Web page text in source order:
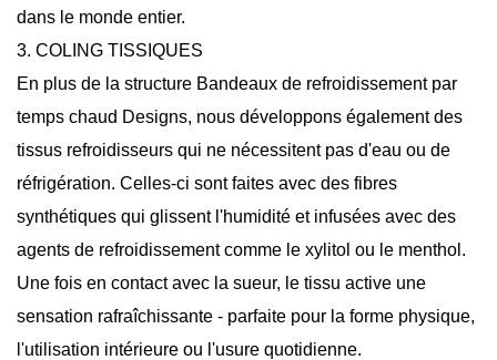
dans le monde entier.
3. COLING TISSIQUES
En plus de la structure Bandeaux de refroidissement par
temps chaud Designs, nous développons également des
tissus refroidisseurs qui ne nécessitent pas d'eau ou de
réfrigération. Celles-ci sont faites avec des fibres
synthétiques qui glissent l'humidité et infusées avec des
agents de refroidissement comme le xylitol ou le menthol.
Une fois en contact avec la sueur, le tissu active une
sensation rafraîchissante - parfaite pour la forme physique,
l'utilisation intérieure ou l'usure quotidienne.